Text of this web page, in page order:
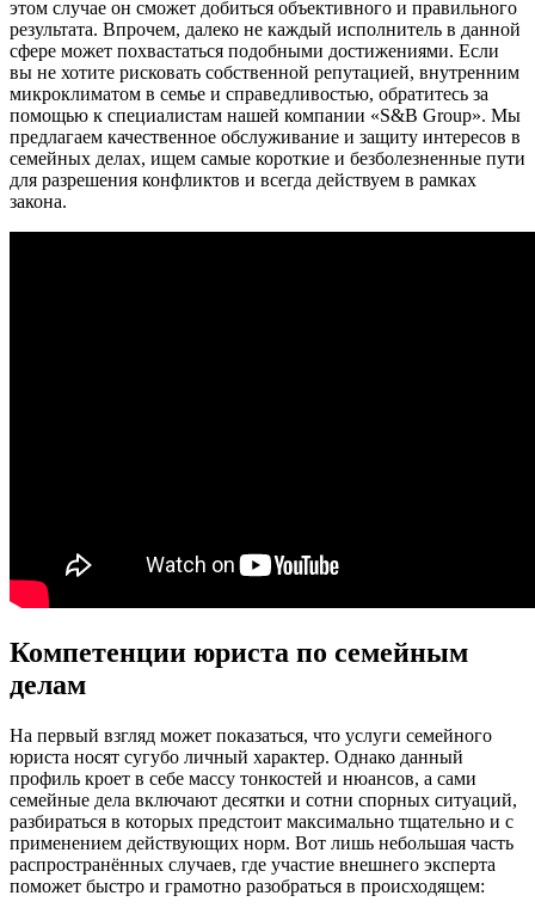
этом случае он сможет добиться объективного и правильного
результата. Впрочем, далеко не каждый исполнитель в данной
сфере может похвастаться подобными достижениями. Если
вы не хотите рисковать собственной репутацией, внутренним
микроклиматом в семье и справедливостью, обратитесь за
помощью к специалистам нашей компании «S&B Group». Мы
предлагаем качественное обслуживание и защиту интересов в
семейных делах, ищем самые короткие и безболезненные пути
для разрешения конфликтов и всегда действуем в рамках
закона.
Компетенции юриста по семейным
делам
На первый взгляд может показаться, что услуги семейного
юриста носят сугубо личный характер. Однако данный
профиль кроет в себе массу тонкостей и нюансов, а сами
семейные дела включают десятки и сотни спорных ситуаций,
разбираться в которых предстоит максимально тщательно и с
применением действующих норм. Вот лишь небольшая часть
распространённых случаев, где участие внешнего эксперта
поможет быстро и грамотно разобраться в происходящем: